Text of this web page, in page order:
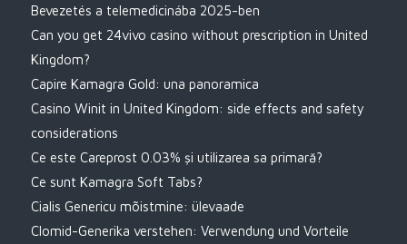
Bevezetés a telemedicinába 2025-ben
Can you get 24vivo casino without prescription in United
Kingdom?
Capire Kamagra Gold: una panoramica
Casino Winit in United Kingdom: side effects and safety
considerations
Ce este Careprost 0.03% și utilizarea sa primară?
Ce sunt Kamagra Soft Tabs?
Cialis Genericu mõistmine: ülevaade
Clomid-Generika verstehen: Verwendung und Vorteile